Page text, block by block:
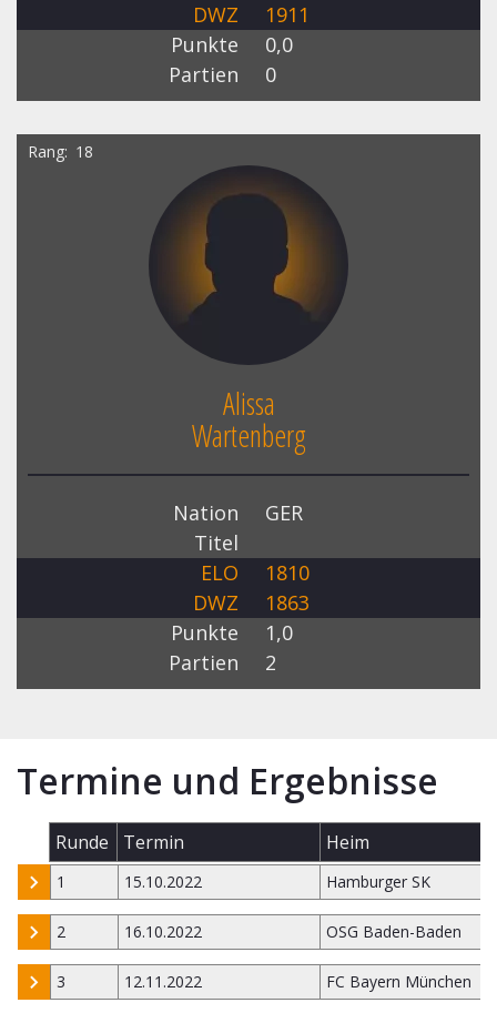
DWZ
1911
Punkte
0,0
Partien
0
Rang 18
Alissa
Wartenberg
Nation
GER
Titel
ELO
1810
DWZ
1863
Punkte
1,0
Partien
2
Termine und Ergebnisse
Runde Termin Heim
1 15.10.2022 Hamburger SK
2 16.10.2022 OSG Baden-Baden
3 12.11.2022 FC Bayern München